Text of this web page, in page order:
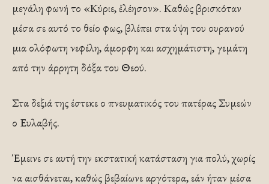
μεγάλη φωνή το «Κύριε, ἐλέησον». Καθώς βρισκόταν
μέσα σε αυτό το θείο φως, βλέπει στα ύψη του ουρανού
μια ολόφωτη νεφέλη, άμορφη και ασχημάτιστη, γεμάτη
από την άρρητη δόξα του Θεού.
Στα δεξιά της έστεκε ο πνευματικός του πατέρας Συμεών
ο Ευλαβής.
Έμεινε σε αυτή την εκστατική κατάσταση για πολύ, χωρίς
να αισθάνεται, καθώς βεβαίωνε αργότερα, εάν ήταν μέσα